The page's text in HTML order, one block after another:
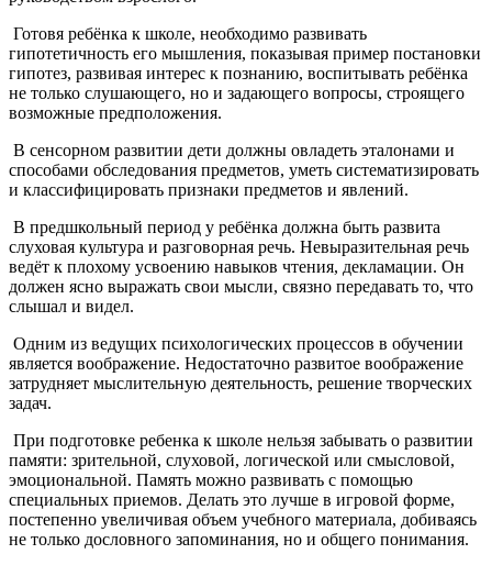
Готовя ребёнка к школе, необходимо развивать
гипотетичность его мышления, показывая пример постановки
гипотез, развивая интерес к познанию, воспитывать ребёнка
не только слушающего, но и задающего вопросы, строящего
возможные предположения.
В сенсорном развитии дети должны овладеть эталонами и
способами обследования предметов, уметь систематизировать
и классифицировать признаки предметов и явлений.
В предшкольный период у ребёнка должна быть развита
слуховая культура и разговорная речь. Невыразительная речь
ведёт к плохому усвоению навыков чтения, декламации. Он
должен ясно выражать свои мысли, связно передавать то, что
слышал и видел.
Одним из ведущих психологических процессов в обучении
является воображение. Недостаточно развитое воображение
затрудняет мыслительную деятельность, решение творческих
задач.
При подготовке ребенка к школе нельзя забывать о развитии
памяти: зрительной, слуховой, логической или смысловой,
эмоциональной. Память можно развивать с помощью
специальных приемов. Делать это лучше в игровой форме,
постепенно увеличивая объем учебного материала, добиваясь
не только дословного запоминания, но и общего понимания.